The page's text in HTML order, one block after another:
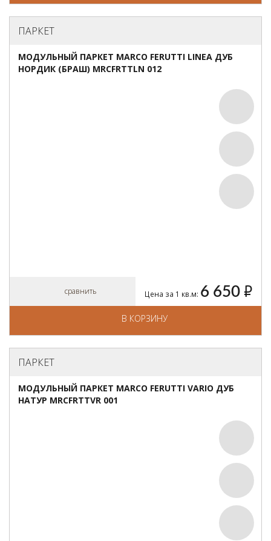
ПАРКЕТ
МОДУЛЬНЫЙ ПАРКЕТ MARCO FERUTTI LINEA ДУБ
НОРДИК (БРАШ) MRCFRTTLN 012
сравнить Цена за 1 кв.м: 6 650 руб.
В КОРЗИНУ
ПАРКЕТ
МОДУЛЬНЫЙ ПАРКЕТ MARCO FERUTTI VARIO ДУБ
НАТУР MRCFRTTVR 001